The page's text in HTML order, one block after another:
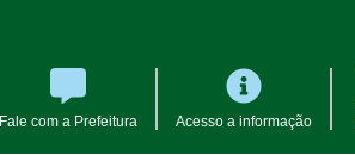
Fale com a Prefeitura Acesso a informação